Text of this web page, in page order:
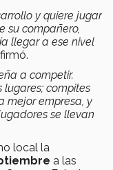
y quiere jugar
su compañero,
llegar a ese nivel
a competir.
compites
mejor empresa, y
se llevan
local la
a las